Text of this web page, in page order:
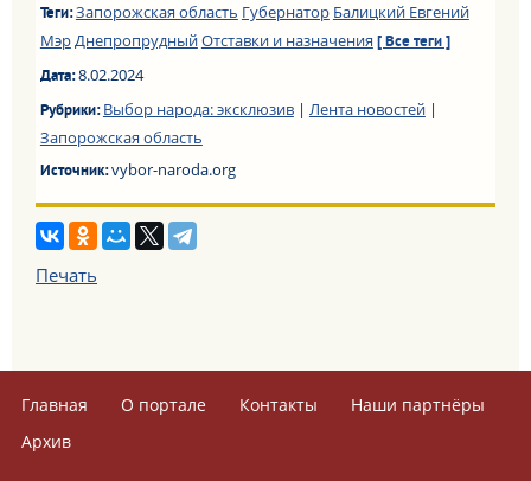
Теги:Запорожская область Губернатор Балицкий Евгений
МэрДнепропрудныйОтставки и назначения [ Все теги ]
Дата:8.02.2024
Рубрики:Выбор народа: эксклюзив| Лента новостей|
Запорожская область
Источник:vybor-naroda.org
Печать
Главная О портале Контакты
Наши партнёры
Архив